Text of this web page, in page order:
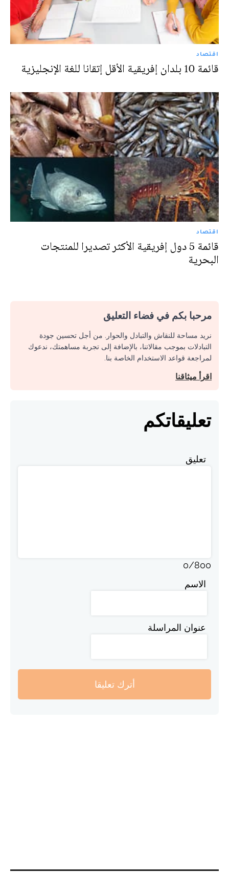
اقتصاد
قائمة 10 بلدان إفريقية الأقل إتقانا للغة الإنجليزية
اقتصاد
قائمة 5 دول إفريقية الأكثر تصديرا للمنتجات
البحرية
مرحبا بكم في فضاء التعليق
نريد مساحة للنقاش والتبادل والحوار. من أجل تحسين جودة
التبادلات بموجب مقالاتنا، بالإضافة إلى تجربة مساهمتك، ندعوك
لمراجعة قواعد الاستخدام الخاصة بنا.
اقرأ ميثاقنا
تعليقاتكم
تعليق
0/800
الاسم
عنوان المراسلة
أترك تعليقا